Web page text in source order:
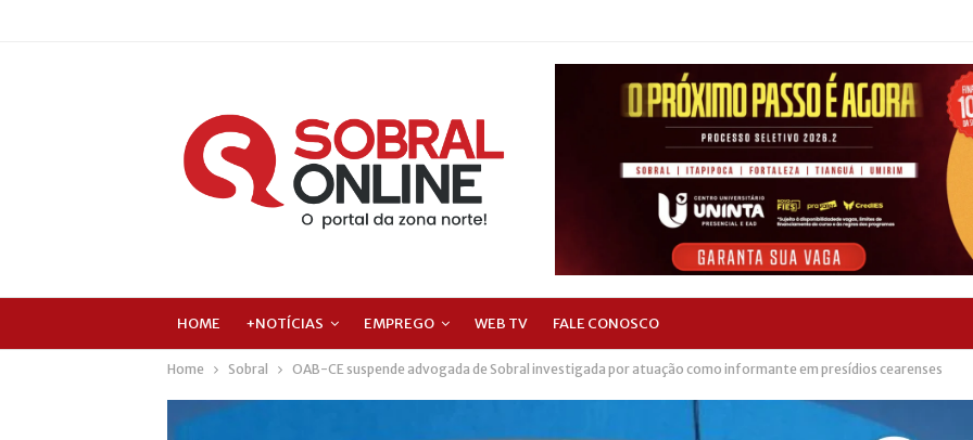
HOME +NOTÍCIAS EMPREGO WEB TV FALE CONOSCO
Home Sobral OAB-CE suspende advogada de Sobral investigada por atuação como informante em presídios cearenses